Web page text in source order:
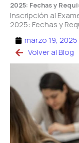
2025: Fechas y
Inscripción al
2025: Fechas y
marzo 19, 2025
Volver al Blog